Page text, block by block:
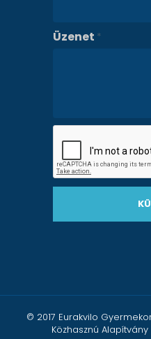
Üzenet *
© 2017 Eurakvilo
Közhasznú